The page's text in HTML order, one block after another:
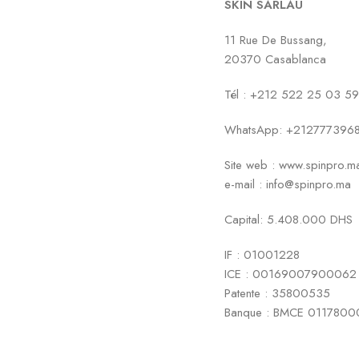
SKIN SARLAU
11 Rue De Bussang,
20370 Casablanca
Tél : +212 522 25 03 59
WhatsApp:
Site web :
e-mail : info@spinpro.ma
Capital: 5.408.000 DHS
IF : 01001228
ICE : 00169007900062
Patente : 35800535
Banque : BMCE